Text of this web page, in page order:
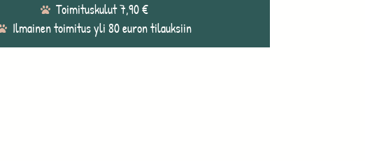
Toimituskulut 7,90 €
Ilmainen toimitus yli 80 euron tilauksiin